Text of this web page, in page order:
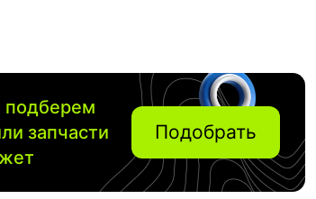
подберем
запчасти
Подобрать